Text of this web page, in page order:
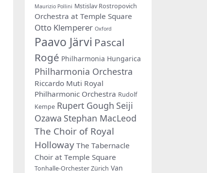
Maurizio Pollini Mstislav Rostropovich
Orchestra at Temple Square
Otto Klemperer Oxford
Paavo Järvi Pascal
Rogé Philharmonia Hungarica
Philharmonia Orchestra
Riccardo Muti Royal
Philharmonic Orchestra Rudolf
Kempe Rupert Gough Seiji
Ozawa Stephan MacLeod
The Choir of Royal
Holloway The Tabernacle
Choir at Temple Square
Tonhalle-Orchester Zürich Van